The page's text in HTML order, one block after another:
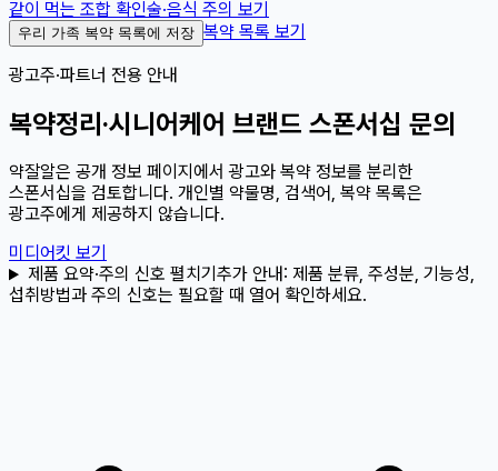
같이 먹는 조합 확인술·음식 주의 보기
우리 가족 복약 목록에 저장 복약 목록 보기
광고주·파트너 전용 안내
복약정리·시니어케어 브랜드 스폰서십 문의
약잘알은 공개 정보 페이지에서 광고와 복약 정보를 분리한
스폰서십을 검토합니다. 개인별 약물명, 검색어, 복약 목록은
광고주에게 제공하지 않습니다.
미디어킷 보기
제품 요약·주의 신호 펼치기 추가 안내: 제품 분류, 주성분, 기능성,
섭취방법과 주의 신호는 필요할 때 열어 확인하세요.